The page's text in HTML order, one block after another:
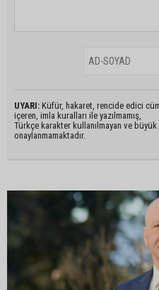
UYARI: Küfür, hakaret, rencide edici
içeren, imla kuralları ile yazılmamış,
Türkçe karakter kullanılmayan ve büyük
onaylanmamaktadır.